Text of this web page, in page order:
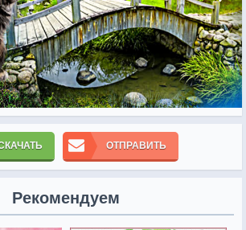
ОТПРАВИТЬ
Рекомендуем